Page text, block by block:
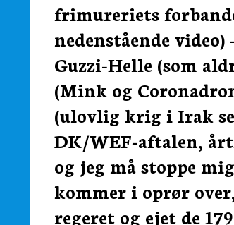
frimureriets
nedenstående
Guzzi-Helle (som
(Mink og
(ulovlig krig i Irak
DK/WEF-aftalen,
og jeg må stoppe
kommer i oprør
regeret og ejet de